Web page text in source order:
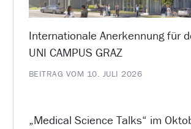
Internationale Anerkennung für
UNI CAMPUS GRAZ
BEITRAG VOM 10. JULI 2026
„Medical Science Talks“ im